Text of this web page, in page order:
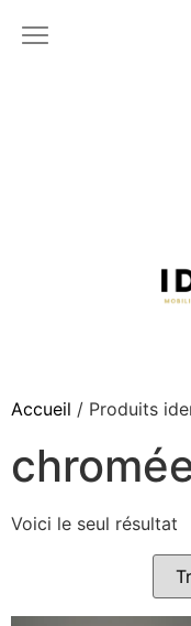
Accueil / Produits
Voici le seul résultat